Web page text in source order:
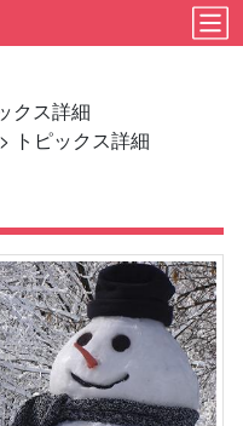
クス詳細
> トピックス詳細